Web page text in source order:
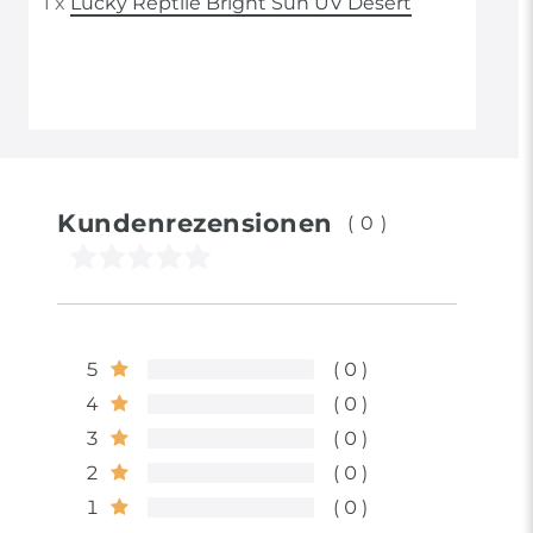
Kundenrezensionen (0)
5
0
4
0
3
0
2
0
1
0